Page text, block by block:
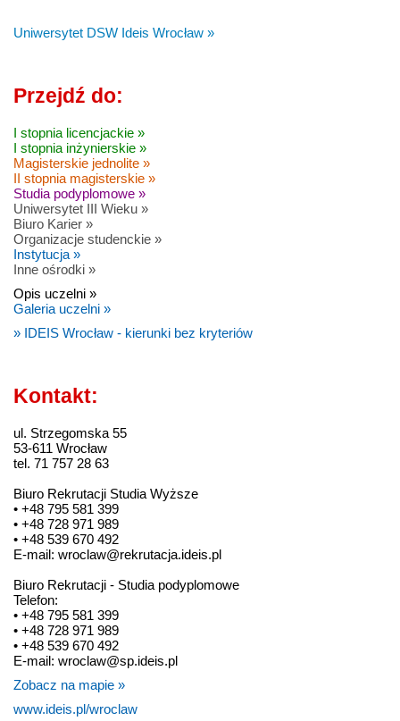
Uniwersytet DSW Ideis Wrocław »
Przejdź do:
I stopnia licencjackie »
I stopnia inżynierskie »
Magisterskie jednolite »
II stopnia magisterskie »
Studia podyplomowe »
Uniwersytet III Wieku »
Biuro Karier »
Organizacje studenckie »
Instytucja »
Inne ośrodki »
Opis uczelni »
Galeria uczelni »
» IDEIS Wrocław - kierunki bez kryteriów
Kontakt:
ul. Strzegomska 55
53-611 Wrocław
tel. 71 757 28 63
Biuro Rekrutacji Studia Wyższe
• +48 795 581 399
• +48 728 971 989
• +48 539 670 492
E-mail: wroclaw@rekrutacja.ideis.pl
Biuro Rekrutacji - Studia podyplomowe
Telefon:
• +48 795 581 399
• +48 728 971 989
• +48 539 670 492
E-mail: wroclaw@sp.ideis.pl
Zobacz na mapie »
www.ideis.pl/wroclaw